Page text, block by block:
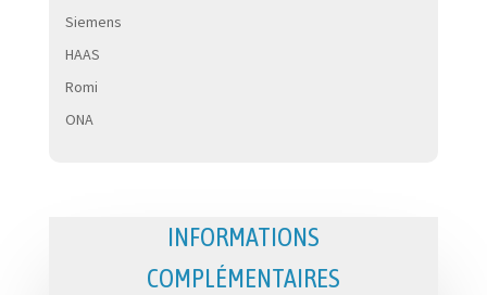
Siemens
HAAS
Romi
ONA
INFORMATIONS
COMPLÉMENTAIRES